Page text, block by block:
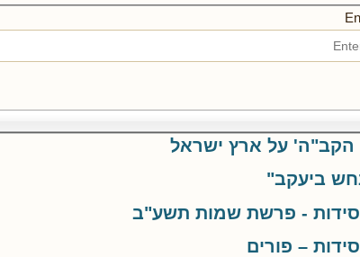
על ארץ ישראל
ביעקב"
- פרשת שמות תשע"ב
– פורים